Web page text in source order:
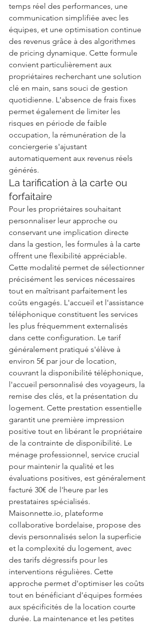
temps réel des performances, une
communication simplifiée avec les
équipes, et une optimisation continue
des revenus grâce à des algorithmes
de pricing dynamique. Cette formule
convient particulièrement aux
propriétaires recherchant une solution
clé en main, sans souci de gestion
quotidienne. L'absence de frais fixes
permet également de limiter les
risques en période de faible
occupation, la rémunération de la
conciergerie s'ajustant
automatiquement aux revenus réels
générés.
La tarification à la carte ou
forfaitaire
Pour les propriétaires souhaitant
personnaliser leur approche ou
conservant une implication directe
dans la gestion, les formules à la carte
offrent une flexibilité appréciable.
Cette modalité permet de sélectionner
précisément les services nécessaires
tout en maîtrisant parfaitement les
coûts engagés. L'accueil et l'assistance
téléphonique constituent les services
les plus fréquemment externalisés
dans cette configuration. Le tarif
généralement pratiqué s'élève à
environ 5€ par jour de location,
couvrant la disponibilité téléphonique,
l'accueil personnalisé des voyageurs, la
remise des clés, et la présentation du
logement. Cette prestation essentielle
garantit une première impression
positive tout en libérant le propriétaire
de la contrainte de disponibilité. Le
ménage professionnel, service crucial
pour maintenir la qualité et les
évaluations positives, est généralement
facturé 30€ de l'heure par les
prestataires spécialisés.
Maisonnette.io, plateforme
collaborative bordelaise, propose des
devis personnalisés selon la superficie
et la complexité du logement, avec
des tarifs dégressifs pour les
interventions régulières. Cette
approche permet d'optimiser les coûts
tout en bénéficiant d'équipes formées
aux spécificités de la location courte
durée. La maintenance et les petites